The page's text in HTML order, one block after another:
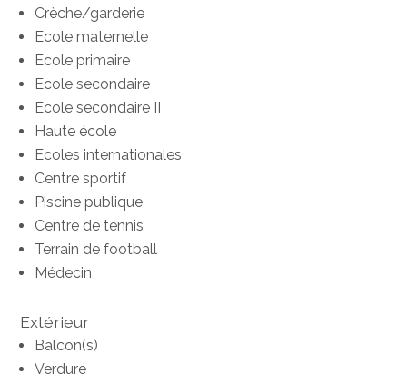
Crèche/garderie
Ecole maternelle
Ecole primaire
Ecole secondaire
Ecole secondaire II
Haute école
Ecoles internationales
Centre sportif
Piscine publique
Centre de tennis
Terrain de football
Médecin
Extérieur
Balcon(s)
Verdure